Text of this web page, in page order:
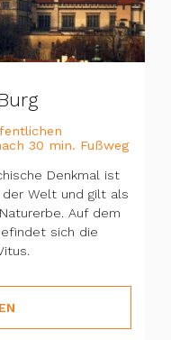
30 min. Fußweg
Denkmal ist
Welt und gilt als
Auf dem
sich die